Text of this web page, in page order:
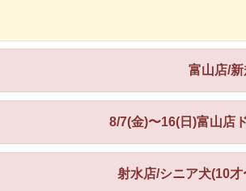
富山店/
8/7(金)〜16(日)富山店
射水店/シニア犬(10